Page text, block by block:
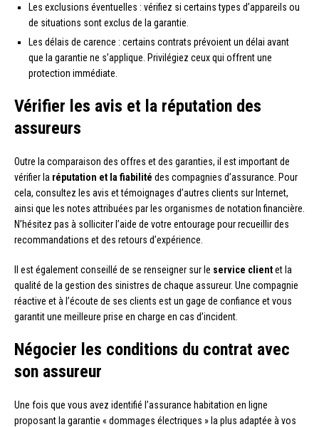
Les exclusions éventuelles : vérifiez si certains types d’appareils ou
de situations sont exclus de la garantie.
Les délais de carence : certains contrats prévoient un délai avant
que la garantie ne s’applique. Privilégiez ceux qui offrent une
protection immédiate.
Vérifier les avis et la réputation des
assureurs
Outre la comparaison des offres et des garanties, il est important de
vérifier la réputation et la fiabilité des compagnies d’assurance. Pour
cela, consultez les avis et témoignages d’autres clients sur Internet,
ainsi que les notes attribuées par les organismes de notation financière.
N’hésitez pas à solliciter l’aide de votre entourage pour recueillir des
recommandations et des retours d’expérience.
Il est également conseillé de se renseigner sur le service clientet la
qualité de la gestion des sinistres de chaque assureur. Une compagnie
réactive et à l’écoute de ses clients est un gage de confiance et vous
garantit une meilleure prise en charge en cas d’incident.
Négocier les conditions du contrat avec
son assureur
Une fois que vous avez identifié l’assurance habitation en ligne
proposant la garantie « dommages électriques » la plus adaptée à vos